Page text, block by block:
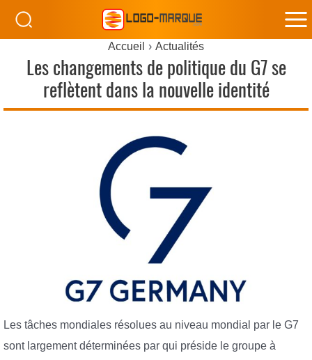
Accueil Actualités
Les changements de politique du G7 se
reflètent dans la nouvelle identité
Les tâches mondiales résolues au niveau mondial par le G7
sont largement déterminées par qui préside le groupe à